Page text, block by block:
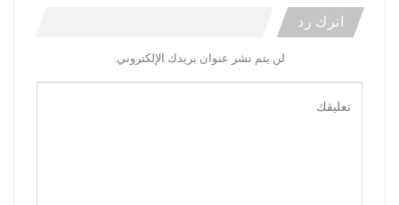
اترك رد
لن يتم نشر عنوان بريدك الإلكتروني.